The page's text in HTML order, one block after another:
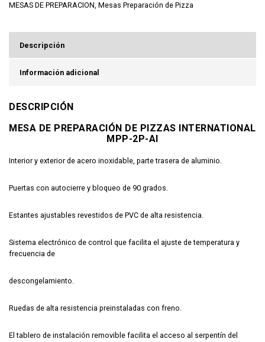
MESAS DE PREPARACION, Mesas Preparación de Pizza
Descripción
Información adicional
DESCRIPCIÓN
MESA DE PREPARACIÓN DE PIZZAS INTERNATIONAL
MPP-2P-AI
Interior y exterior de acero inoxidable, parte trasera de aluminio.
Puertas con autocierre y bloqueo de 90 grados.
Estantes ajustables revestidos de PVC de alta resistencia.
Sistema electrónico de control que facilita el ajuste de temperatura y
frecuencia de
descongelamiento.
Ruedas de alta resistencia preinstaladas con freno.
El tablero de instalación removible facilita el acceso al serpentín del